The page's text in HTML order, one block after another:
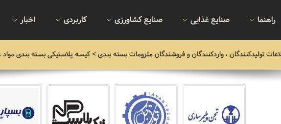
راهنما صنایع غذایی صنایع کشاورزی کاربردی اخبار
تولیدکنندگان ، واردکنندگان و فروشندگان ملزومات بسته بندی> کیسه پلاستیکی بسته بندی مواد